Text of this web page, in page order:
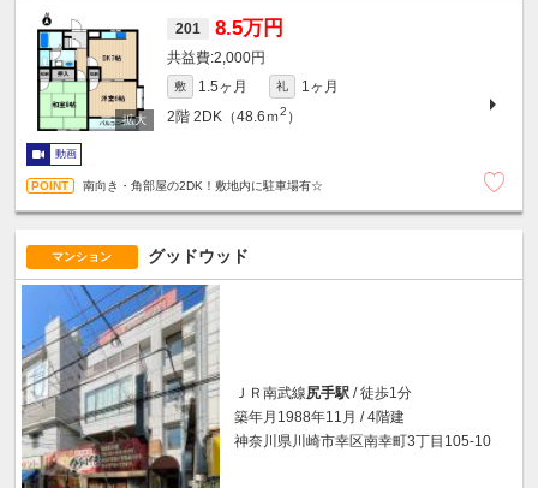
201 8.5万円
2,000円
敷 1.5ヶ月 礼
1ヶ月
2階 2DK（48.6ｍ2 ）
動画
南向き・角部屋の2DK！敷地内に駐車場有☆
マンション グッドウッド
ＪＲ南武線尻手駅 / 徒歩1分
築年月1988年11月 / 4階建
神奈川県川崎市幸区南幸町3丁目105-10